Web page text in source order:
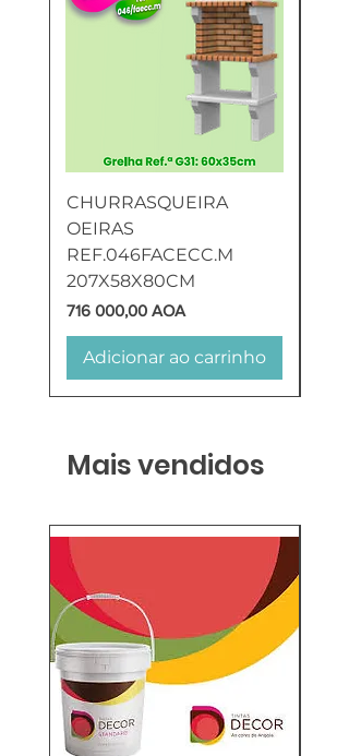
CHURRASQUEIRA
OEIRAS
REF.046FACECC.M
207X58X80CM
Preço
716 000,00 AOA
Adicionar ao carrinho
Mais vendidos